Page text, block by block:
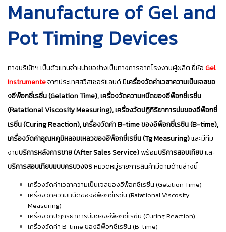
Manufacture of Gel and
Pot Timing Devices
ทางบริษัทฯ เป็นตัวแทนจำหน่ายอย่างเป็นทางการจากโรงงานผู้ผลิต ยี่ห้อGel
Instrumenteจากประเทศสวิสเซอร์แลนด์ มีเครื่องวัดค่าเวลาความเป็นเจลขอ
งอีพ็อกซี่เรซิ่น (Gelation Time), เครื่องวัดความหนืดของอีพ็อกซี่เรซิ่น
(Ratational Viscosity Measuring), เครื่องวัดปฏิกิริยาการบ่มของอีพ็อกซี่
เรซิ่น (Curing Reaction), เครื่องวัดค่า B-time ของอีพ็อกซี่เรซิน (B-time),
เครื่องวัดค่าอุณหภูมิหลอมเหลวของอีพ็อกซี่เรซิ่น (Tg Measuring)และมีทีม
งานบริการหลังการขาย (After Sales Service)พร้อมบริการสอบเทียบและ
บริการสอบเทียบแบบครบวงจรหมวดหมู่รายการสินค้ามีตามด้านล่างนี้
เครื่องวัดค่าเวลาความเป็นเจลของอีพ็อกซี่เรซิ่น (Gelation Time)
เครื่องวัดความหนืดของอีพ็อกซี่เรซิ่น (Ratational Viscosity
Measuring)
เครื่องวัดปฏิกิริยาการบ่มของอีพ็อกซี่เรซิ่น (Curing Reaction)
เครื่องวัดค่า B-time ของอีพ็อกซี่เรซิน (B-time)